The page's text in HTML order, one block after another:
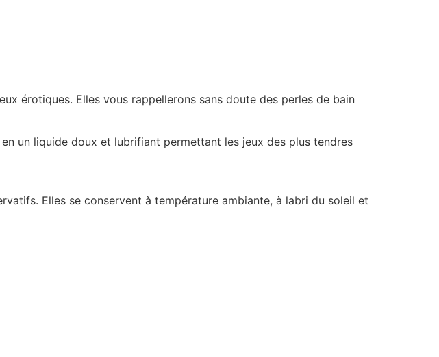
érotiques. Elles vous rappellerons sans doute des perles de bain
un liquide doux et lubrifiant permettant les jeux des plus tendres
Elles se conservent à température ambiante, à labri du soleil et